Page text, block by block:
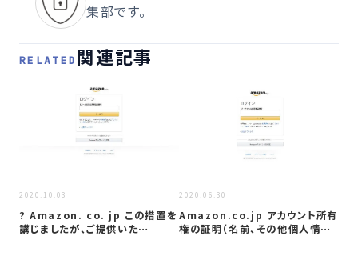
集部です。
RELATED 関連記事
2020.10.03
? Amazon. co. jp この措置を
講じましたが、ご提供いた…
2020.06.30
Amazon.co.jp アカウント所有
権の証明（名前、その他個人情…